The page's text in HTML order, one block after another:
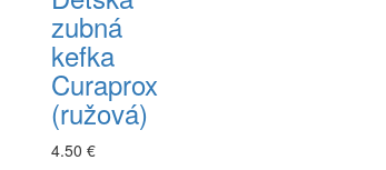
zubná
kefka
Curaprox
(ružová)
4.50 €